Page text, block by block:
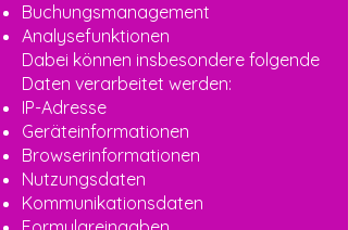
Buchungsmanagement
Analysefunktionen
Dabei können insbesondere folgende
Daten verarbeitet werden:
IP-Adresse
Geräteinformationen
Browserinformationen
Nutzungsdaten
Kommunikationsdaten